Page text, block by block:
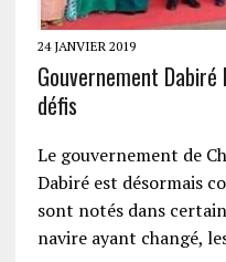
24 JANVIER 2019
Gouvernement
défis
Le gouvernement de
Dabiré est désormais
sont notés dans
navire ayant changé,